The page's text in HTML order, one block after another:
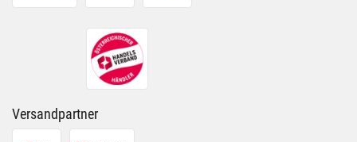
Nutzung der Dienste gesammelt haben.
Versandpartner